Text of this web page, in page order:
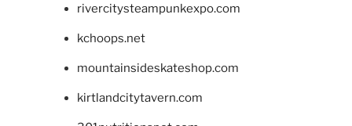
rivercitysteampunkexpo.com
kchoops.net
mountainsideskateshop.com
kirtlandcitytavern.com